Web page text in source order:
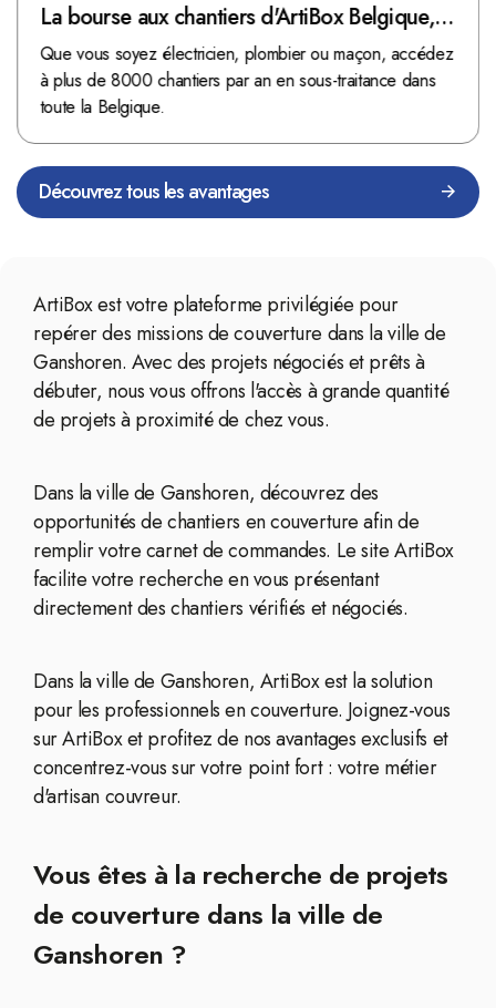
La bourse aux chantiers d'ArtiBox Belgique,
véritable mine d'or !
Que vous soyez électricien, plombier ou maçon, accédez
à plus de 8000 chantiers par an en sous-traitance dans
toute la Belgique.
Découvrez tous les avantages
ArtiBox est votre plateforme privilégiée pour
repérer des missions de couverture dans la ville de
Ganshoren. Avec des projets négociés et prêts à
débuter, nous vous offrons l'accès à grande quantité
de projets à proximité de chez vous.
Dans la ville de Ganshoren, découvrez des
opportunités de chantiers en couverture afin de
remplir votre carnet de commandes. Le site ArtiBox
facilite votre recherche en vous présentant
directement des chantiers vérifiés et négociés.
Dans la ville de Ganshoren, ArtiBox est la solution
pour les professionnels en couverture. Joignez-vous
sur ArtiBox et profitez de nos avantages exclusifs et
concentrez-vous sur votre point fort : votre métier
d'artisan couvreur.
Vous êtes à la recherche de projets
de couverture dans la ville de
Ganshoren ?